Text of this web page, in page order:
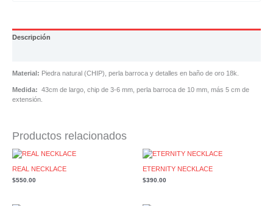
Descripción
Material: Piedra natural (CHIP), perla barroca y detalles en baño de oro 18k.
Medida: 43cm de largo, chip de 3-6 mm, perla barroca de 10 mm, más 5 cm de
extensión.
Productos relacionados
REAL NECKLACE
$550.00
ETERNITY NECKLACE
$390.00